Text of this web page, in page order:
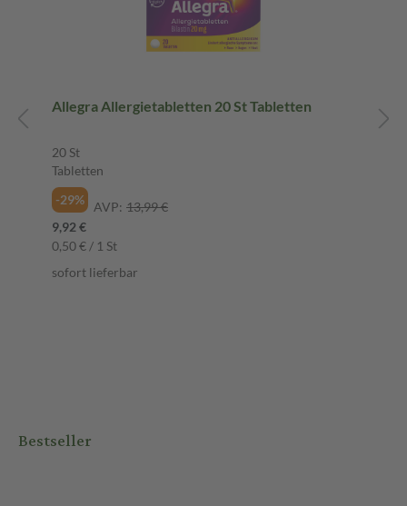
Allegra Allergietabletten 20 St Tabletten
20 St
Tabletten
-29%
AVP: 13,99 €
9,92 €
0,50 € / 1 St
sofort lieferbar
Bestseller